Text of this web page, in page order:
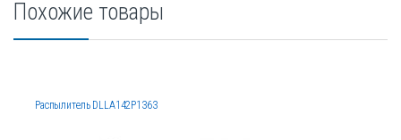
Похожие товары
Распылитель DLLA142P1363